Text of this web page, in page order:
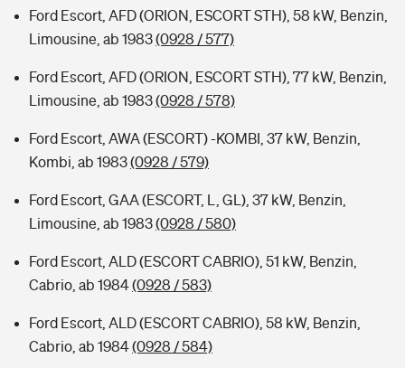
Ford Escort, AFD (ORION, ESCORT STH), 58 kW, Benzin,
Limousine, ab 1983(0928 / 577)
Ford Escort, AFD (ORION, ESCORT STH), 77 kW, Benzin,
Limousine, ab 1983(0928 / 578)
Ford Escort, AWA (ESCORT) -KOMBI, 37 kW, Benzin,
Kombi, ab 1983(0928 / 579)
Ford Escort, GAA (ESCORT, L, GL), 37 kW, Benzin,
Limousine, ab 1983(0928 / 580)
Ford Escort, ALD (ESCORT CABRIO), 51 kW, Benzin,
Cabrio, ab 1984(0928 / 583)
Ford Escort, ALD (ESCORT CABRIO), 58 kW, Benzin,
Cabrio, ab 1984(0928 / 584)